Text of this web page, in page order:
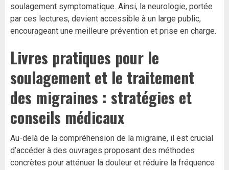
soulagement symptomatique. Ainsi, la neurologie, portée
par ces lectures, devient accessible à un large public,
encourageant une meilleure prévention et prise en charge.
Livres pratiques pour le
soulagement et le traitement
des migraines : stratégies et
conseils médicaux
Au-delà de la compréhension de la migraine, il est crucial
d’accéder à des ouvrages proposant des méthodes
concrètes pour atténuer la douleur et réduire la fréquence